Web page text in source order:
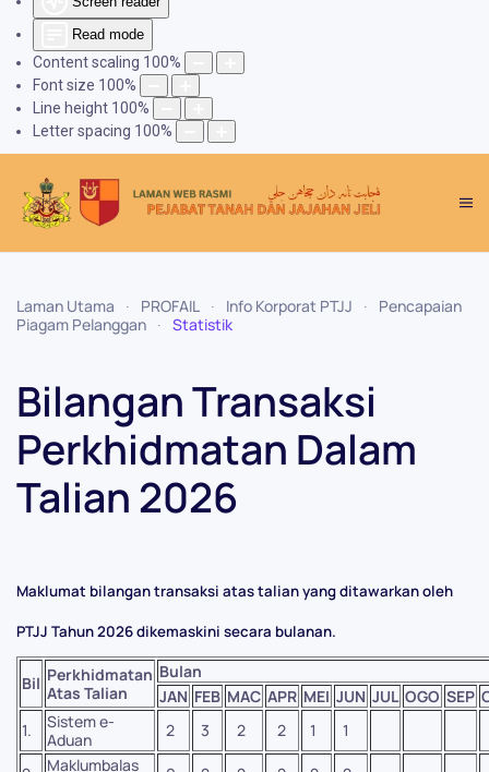
Read mode
Content scaling 100%
Font size 100%
Line height 100%
Letter spacing 100%
Laman Utama PROFAIL Info Korporat PTJJ
Pencapaian
Piagam Pelanggan
Statistik
Bilangan Transaksi
Perkhidmatan Dalam
Talian 2026
Maklumat bilangan transaksi atas talian yang ditawarkan oleh
PTJJ Tahun 2026 dikemaskini secara bulanan.
Bil Perkhidmatan
Atas Talian
Bulan
JAN FEB MAC APR MEI JUN JUL OGO SEP
1.
Sistem e-
Aduan
2 3 2 2 1 1
Maklumbalas